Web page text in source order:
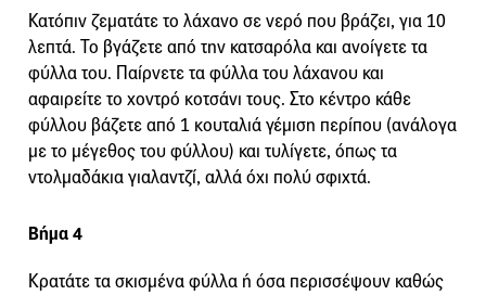
Κατόπιν ζεματάτε το λάχανο σε νερό που βράζει, για 10
λεπτά. Το βγάζετε από την κατσαρόλα και ανοίγετε τα
φύλλα του. Παίρνετε τα φύλλα του λάχανου και
αφαιρείτε το χοντρό κοτσάνι τους. Στο κέντρο κάθε
φύλλου βάζετε από 1 κουταλιά γέμιση περίπου (ανάλογα
με το μέγεθος του φύλλου) και τυλίγετε, όπως τα
ντολμαδάκια γιαλαντζί, αλλά όχι πολύ σφιχτά.
Βήμα 4
Κρατάτε τα σκισμένα φύλλα ή όσα περισσέψουν καθώς